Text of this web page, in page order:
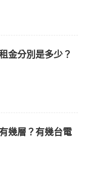
金分別是多少？
幾層？有幾台電